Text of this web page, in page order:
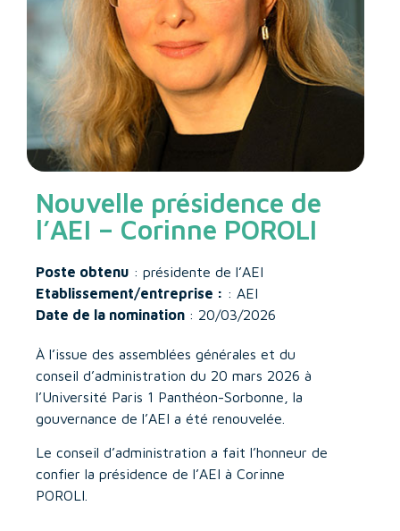
Nouvelle présidence de
l’AEI – Corinne POROLI
Poste obtenu : présidente de l’AEI
Etablissement/entreprise : : AEI
Date de la nomination : 20/03/2026
À l’issue des assemblées générales et du
conseil d’administration du 20 mars 2026 à
l’Université Paris 1 Panthéon-Sorbonne, la
gouvernance de l’AEI a été renouvelée.
Le conseil d’administration a fait l’honneur de
confier la présidence de l’AEI à Corinne
POROLI.